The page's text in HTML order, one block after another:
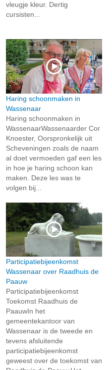
vleugje kleur. Dertig
cursisten...
Haring schoonmaken in
Wassenaar
Haring schoonmaken in
WassenaarWassenaarder Cor
Knoester, Oorspronkelijk uit
Scheveningen zoals de naam
al doet vermoeden gaf een les
in hoe je haring schoon kan
maken. Deze les was te
volgen bij...
Participatiebijeenkomst
Wassenaar over Raadhuis de
Paauw
Participatiebijeenkomst
Toekomst Raadhuis de
PaauwIn het
gemeentekantoor van
Wassenaar is de tweede en
tevens afsluitende
participatiebijeenkomst
geweest over de toekomst van